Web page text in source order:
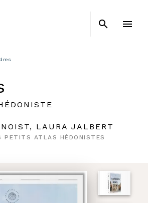
search menu
, LAURA JALBERT
PETITS ATLAS HÉDONISTES